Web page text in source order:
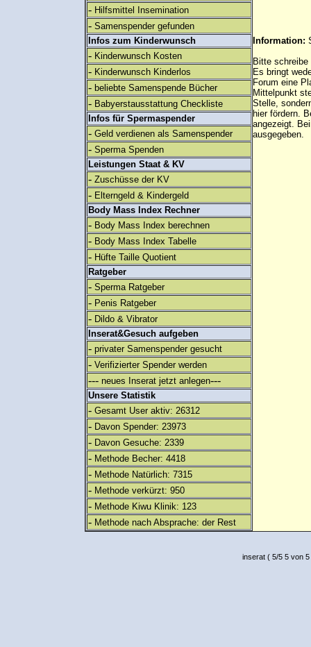
- Hilfsmittel Insemination
- Samenspender gefunden
Infos zum Kinderwunsch
- Kinderwunsch Kosten
- Kinderwunsch Kinderlos
- beliebte Samenspende Bücher
- Babyerstausstattung Checkliste
Infos für Spermaspender
- Geld verdienen als Samenspender
- Sperma Spenden
Leistungen Staat & KV
- Zuschüsse der KV
- Elterngeld & Kindergeld
Body Mass Index Rechner
- Body Mass Index berechnen
- Body Mass Index Tabelle
- Hüfte Taille Quotient
Ratgeber
- Sperma Ratgeber
- Penis Ratgeber
- Dildo & Vibrator
Inserat&Gesuch aufgeben
- privater Samenspender gesucht
- Verifizierter Spender werden
--- neues Inserat jetzt anlegen---
Unsere Statistik
- Gesamt User aktiv: 26312
- Davon Spender: 23973
- Davon Gesuche: 2339
- Methode Becher: 4418
- Methode Natürlich: 7315
- Methode verkürzt: 950
- Methode Kiwu Klinik: 123
- Methode nach Absprache: der Rest
Information:
Bitte
Es bringt
Forum eine
Mittelpunkt
Stelle,
hier fördern.
angezeigt.
ausgegeben.
inserat( 5/5 5 von 5